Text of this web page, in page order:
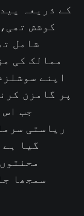
کے ذریعہ
کوشش
شامل
ممالک کی
اپنے
پر گامزن
جب
ریاستی
گیا
سمجھا